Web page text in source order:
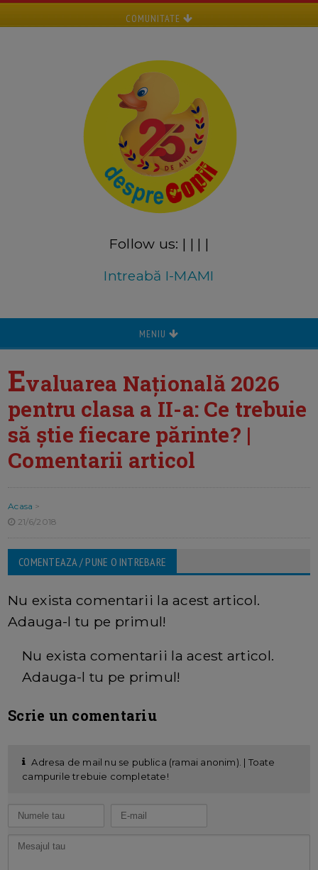
COMUNITATE
Follow us: | | | |
Intreabă I-MAMI
MENIU
Evaluarea Națională 2026
pentru clasa a II-a: Ce trebuie
să știe fiecare părinte? |
Comentarii articol
Acasa >
21/6/2018
COMENTEAZA / PUNE O INTREBARE
Nu exista comentarii la acest articol.
Adauga-l tu pe primul!
Nu exista comentarii la acest articol.
Adauga-l tu pe primul!
Scrie un comentariu
Adresa de mail nu se publica (ramai anonim). | Toate
campurile trebuie completate!